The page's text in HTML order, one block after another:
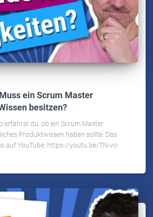
ein Scrum Master
besitzen?
erfährst du, ob ein Scrum Master
Produktwissen haben sollte. Das
auf YouTube: https://youtu.be/TN-vc-